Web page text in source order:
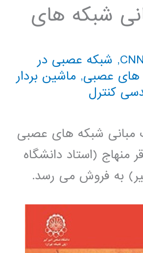
شبکه های
, شبکه عصبی در
های عصبی, ماشین بردار
کنترل
مبانی شبکه های عصبی
منهاج (استاد دانشگاه
به فروش می رسد.